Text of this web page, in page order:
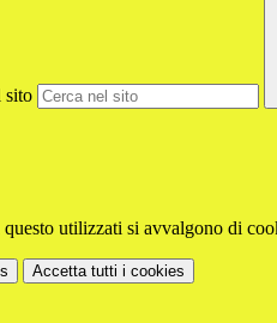
sito
utilizzati si avvalgono di
Accetta tutti i cookies